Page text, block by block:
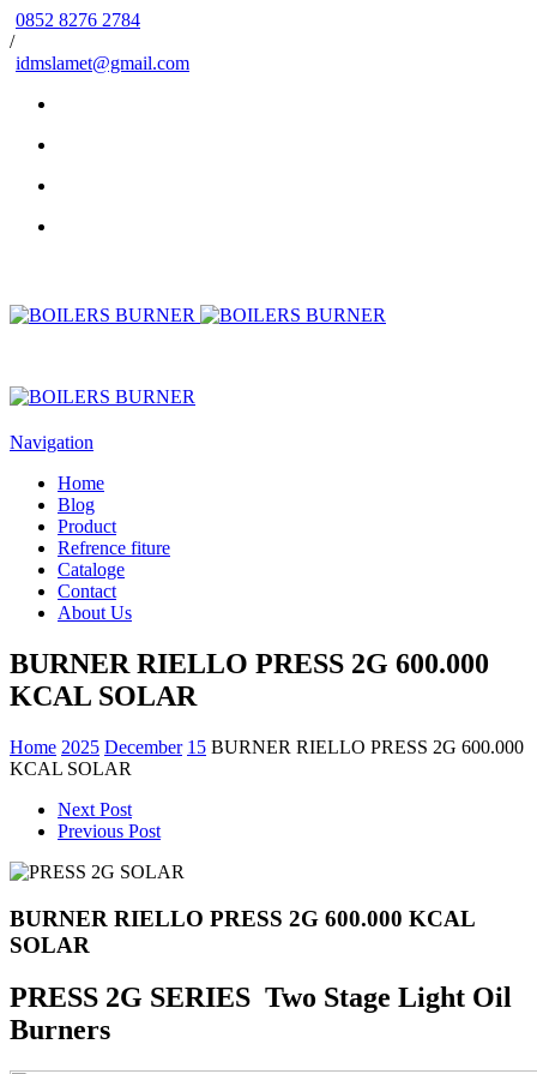
0852 8276 2784
/
idmslamet@gmail.com
Navigation
Home
Blog
Product
Refrence fiture
Cataloge
Contact
About Us
BURNER RIELLO PRESS 2G 600.000
KCAL SOLAR
Home 2025 December 15 BURNER RIELLO PRESS 2G 600.000
KCAL SOLAR
Next Post
Previous Post
BURNER RIELLO PRESS 2G 600.000 KCAL
SOLAR
PRESS 2G SERIES Two Stage Light Oil
Burners